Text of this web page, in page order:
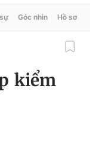
Góc nhìn Hồ sơ
kiểm